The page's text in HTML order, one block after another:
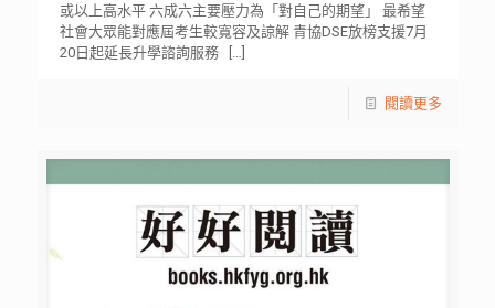
或以上高水平 六成六主要壓力為「對自己的期望」 最希望
社會大眾能對應屆考生較寬容及諒解 青協DSE放榜支援7月
20日起延長升學諮詢服務
閱讀更多